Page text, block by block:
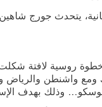
يتحدث جورج
روسية لافتة
ومع واشنطن
وذلك بهدف